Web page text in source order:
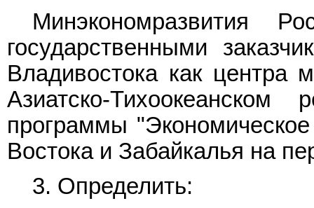
Минэкономразвития
государственными
Владивостока как центра
Азиатско-
программы
Востока и Забайкалья на
3. Определить: